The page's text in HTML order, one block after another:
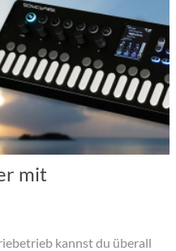
mit
kannst du überall